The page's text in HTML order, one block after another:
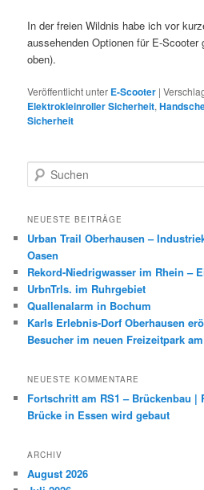
In der freien Wildnis habe ich vor
aussehenden Optionen für E-
oben).
Veröffentlicht unter E-Scooter |
Elektrokleinroller Sicherheit,
Sicherheit
u
h
n
NEUESTE BEITRÄGE
Urban Trail Oberhausen –
Oasen
Rekord-Niedrigwasser im Rhein –
UrbnTrls. im Ruhrgebiet
Quallenalarm in Bochum
Karls Erlebnis-Dorf Oberhausen
Besucher im neuen Freizeitpark
NEUESTE KOMMENTARE
Fortschritt am RS1 – Brückenbau |
Brücke in Essen wird gebaut
ARCHIV
August 2026